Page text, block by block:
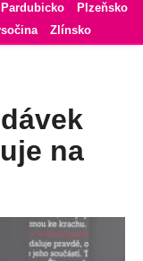
Pardubicko
Plzeňsko
Zlínsko
na